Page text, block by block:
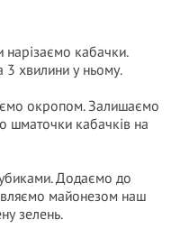
кабачки.
хвилини у ньому.
окропом. Залишаємо
шматочки кабачків на
Додаємо до
майонезом наш
зелень.